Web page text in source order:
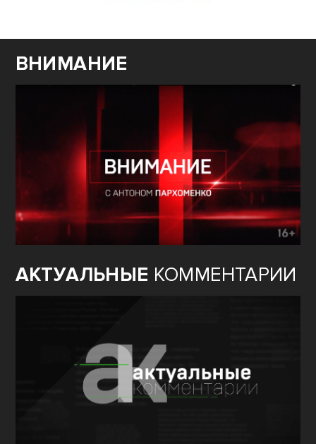
ВНИМАНИЕ
АКТУАЛЬНЫЕ КОММЕНТАРИИ